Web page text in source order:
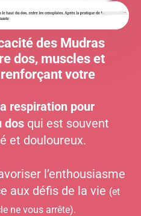
des Mudras
dos, muscles et
votre
respiration pour
dos qui est souvent
et douloureux.
l’enthousiasme
aux défis de la vie (et
ne vous arrête).